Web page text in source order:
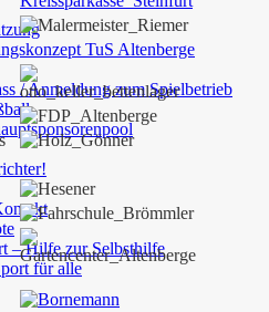
TuS Altenberge
/ Anmeldung zum Spielbetrieb
– Hilfe zur Selbsthilfe
für alle